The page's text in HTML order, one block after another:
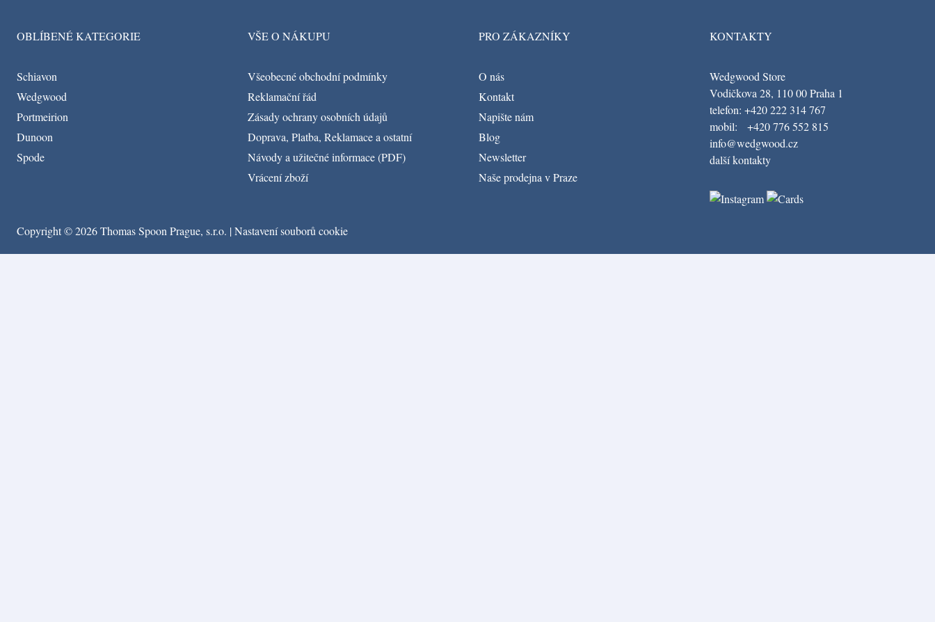
OBLÍBENÉ KATEGORIE
Schiavon
Wedgwood
Portmeirion
Dunoon
Spode
VŠE O NÁKUPU
Všeobecné obchodní podmínky
Reklamační řád
Zásady ochrany osobních údajů
Doprava, Platba, Reklamace a ostatní
Návody a užitečné informace (PDF)
Vrácení zboží
PRO ZÁKAZNÍKY
O nás
Kontakt
Napište nám
Blog
Newsletter
Naše prodejna v Praze
KONTAKTY
Wedgwood Store
Vodičkova 28, 110 00 Praha 1
telefon: +420 222 314 767
mobil: +420 776 552 815
info@wedgwood.cz
další kontakty
Copyright © 2026 Thomas Spoon Prague, s.r.o. |Nastavení souborů cookie